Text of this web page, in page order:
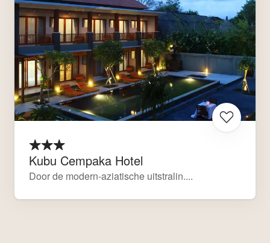
Kubu Cempaka Hotel
Door de modern-aziatische uitstralin....